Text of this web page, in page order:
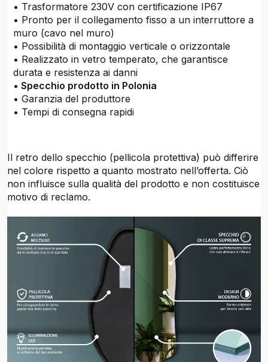
• Trasformatore 230V con certificazione IP67
• Pronto per il collegamento fisso a un interruttore a
muro (cavo nel muro)
• Possibilità di montaggio verticale o orizzontale
• Realizzato in vetro temperato, che garantisce
durata e resistenza ai danni
• Specchio prodotto in Polonia
• Garanzia del produttore
• Tempi di consegna rapidi
Il retro dello specchio (pellicola protettiva) può differire
nel colore rispetto a quanto mostrato nell’offerta. Ciò
non influisce sulla qualità del prodotto e non costituisce
motivo di reclamo.